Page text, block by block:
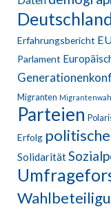
Erfahrungsbericht
Parlament
Migranten
Parteien
Erfolg
Solidarität